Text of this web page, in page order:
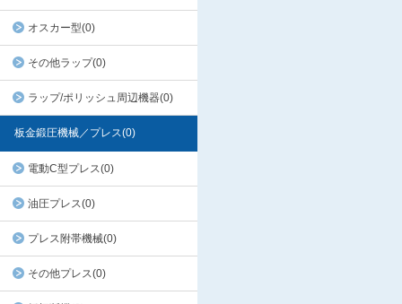
オスカー型(0)
その他ラップ(0)
ラップ/ポリッシュ周辺機器(0)
板金鍛圧機械／プレス(0)
電動C型プレス(0)
油圧プレス(0)
プレス附帯機械(0)
その他プレス(0)